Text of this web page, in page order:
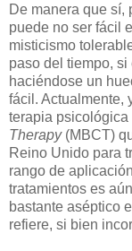
De manera que sí,
puede no ser fácil
misticismo
paso del tiempo, si
haciéndose un
fácil. Actualmente,
terapia psicológica
Therapy(MBCT)
Reino Unido para
rango de
tratamientos es
bastante aséptico
refiere, si bien